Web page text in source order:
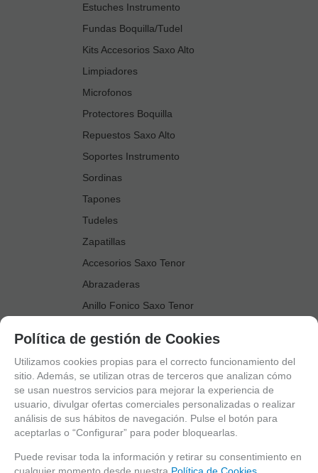
Estuches Instrumento
Fundas Boquilla/Tudel
Kits Accesorios Saxo Alto
Limpiadores
Microfonos
Protectores Boquilla
Repuestos Saxo Alto
Soportes Instrumento
Sordinas
Tapones
Tudeles
Zapatillas
Accesorios Saxo Tenor
Abrazaderas
Anillo Fonico Saxo Tenor
Boquillas
Boquilleros
Cañas
Cortacañas
Deflector Saxo Tenor
Política de gestión de Cookies
Utilizamos cookies propias para el correcto funcionamiento del
sitio. Además, se utilizan otras de terceros que analizan cómo
se usan nuestros servicios para mejorar la experiencia de
usuario, divulgar ofertas comerciales personalizadas o realizar
análisis de sus hábitos de navegación. Pulse el botón para
aceptarlas o “Configurar” para poder bloquearlas.
Puede revisar toda la información y retirar su consentimiento en